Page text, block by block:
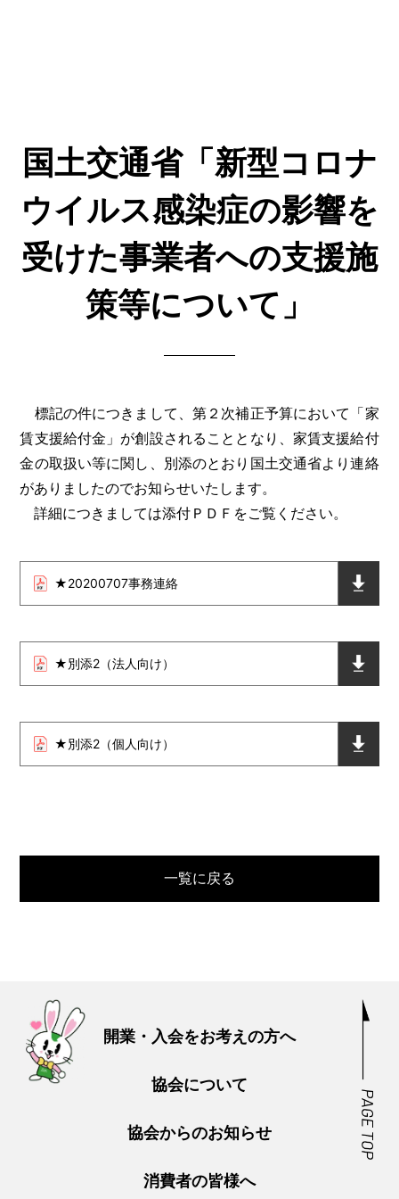
国土交通省「新型コロナ
ウイルス感染症の影響を
受けた事業者への支援施
策等について」
標記の件につきまして、第２次補正予算において「家
賃支援給付金」が創設されることとなり、家賃支援給付
金の取扱い等に関し、別添のとおり国土交通省より連絡
がありましたのでお知らせいたします。
詳細につきましては添付ＰＤＦをご覧ください。
★20200707事務連絡
★別添2（法人向け）
★別添2（個人向け）
一覧に戻る
開業・入会をお考えの方へ
協会について
協会からのお知らせ
消費者の皆様へ